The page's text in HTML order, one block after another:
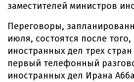
заместителей министров
Переговоры,
июля, состоятся после
иностранных дел трех
первый телефонный
иностранных дел Ирана